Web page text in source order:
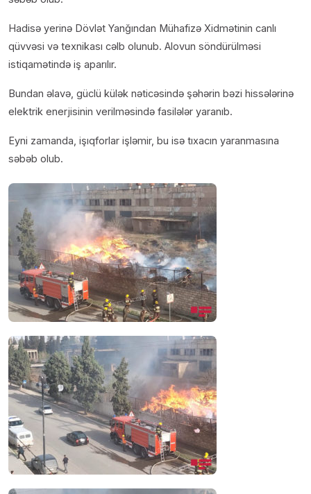
Hadisə yerinə Dövlət Yanğından Mühafizə Xidmətinin canlı
qüvvəsi və texnikası cəlb olunub. Alovun söndürülməsi
istiqamətində iş aparılır.
Bundan əlavə, güclü külək nəticəsində şəhərin bəzi hissələrinə
elektrik enerjisinin verilməsində fasilələr yaranıb.
Eyni zamanda, işıqforlar işləmir, bu isə tıxacın yaranmasına
səbəb olub.